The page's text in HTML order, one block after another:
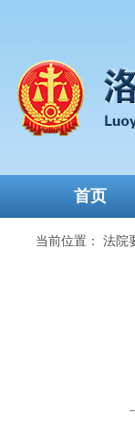
首页
当前位置：法院